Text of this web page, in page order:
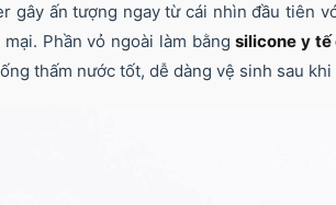
gây ấn tượng ngay từ cái nhìn đầu tiên
Phần vỏ ngoài làm bằngsilicone y tế
thấm nước tốt, dễ dàng vệ sinh sau khi